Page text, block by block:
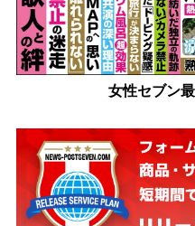
女性セブン